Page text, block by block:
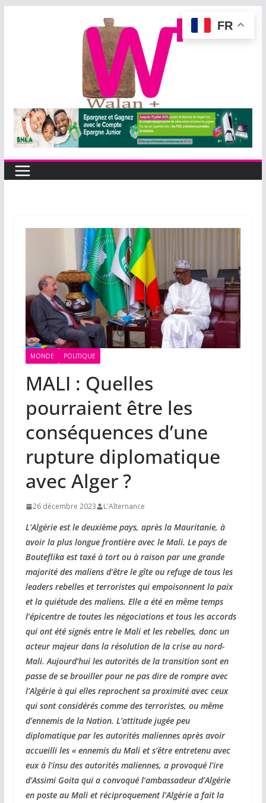
MONDE POLITIQUE
MALI : Quelles
pourraient être les
conséquences d’une
rupture diplomatique
avec Alger ?
26 décembre 2023 L'Alternance
L’Algérie est le deuxième pays, après la Mauritanie, à
avoir la plus longue frontière avec le Mali. Le pays de
Bouteflika est taxé à tort ou à raison par une grande
majorité des maliens d’être le gîte ou refuge de tous les
leaders rebelles et terroristes qui empoisonnent la paix
et la quiétude des maliens. Elle a été en même temps
l’épicentre de toutes les négociations et tous les accords
qui ont été signés entre le Mali et les rebelles, donc un
acteur majeur dans la résolution de la crise au nord-
Mali. Aujourd’hui les autorités de la transition sont en
passe de se brouiller pour ne pas dire de rompre avec
l’Algérie à qui elles reprochent sa proximité avec ceux
qui sont considérés comme des terroristes, ou même
d’ennemis de la Nation. L’attitude jugée peu
diplomatique par les autorités maliennes après avoir
accueilli les « ennemis du Mali et s’être entretenu avec
eux à l’insu des autorités maliennes, a provoqué l’ire
d’Assimi Goita qui a convoqué l’ambassadeur d’Algérie
en poste au Mali et réciproquement l’Algérie a fait la
FR